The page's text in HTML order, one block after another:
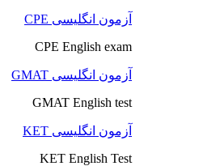
آزمون انگلیسی CPE
CPE English exam
آزمون انگلیسی GMAT
GMAT English test
آزمون انگلیسی KET
KET English Test